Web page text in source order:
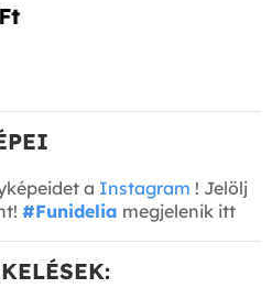
a Instagram ! Jelölj
#Funidelia megjelenik itt